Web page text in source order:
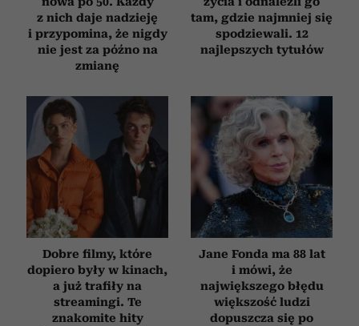
z nich daje nadzieję
i przypomina, że nigdy
nie jest za późno na
zmianę
tam, gdzie najmniej się
spodziewali. 12
najlepszych tytułów
Dobre filmy, które
dopiero były w kinach,
a już trafiły na
streamingi. Te
znakomite hity
Jane Fonda ma 88 lat
i mówi, że
największego błędu
większość ludzi
dopuszcza się po